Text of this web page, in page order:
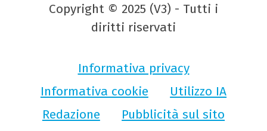
Copyright © 2025 (V3) - Tutti i
diritti riservati
Informativa privacy
Informativa cookie
Utilizzo IA
Redazione
Pubblicità sul sito